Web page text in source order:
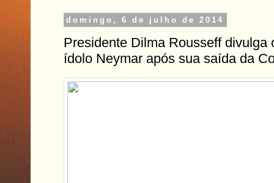
domingo, 6 de julho de 2014
Presidente Dilma Rousseff divulga
ídolo Neymar após sua saída da